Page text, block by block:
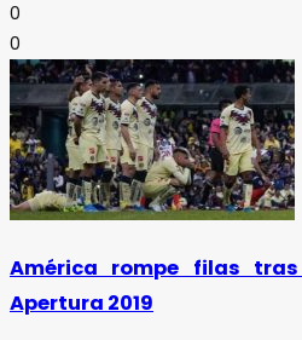
0
0
América rompe filas
Apertura 2019